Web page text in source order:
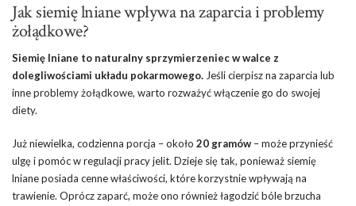
Jak siemię lniane wpływa na zaparcia i problemy
żołądkowe?
Siemię lniane to naturalny sprzymierzeniec w walce z
dolegliwościami układu pokarmowego. Jeśli cierpisz na zaparcia lub
inne problemy żołądkowe, warto rozważyć włączenie go do swojej
diety.
Już niewielka, codzienna porcja – około 20 gramów – może przynieść
ulgę i pomóc w regulacji pracy jelit. Dzieje się tak, ponieważ siemię
lniane posiada cenne właściwości, które korzystnie wpływają na
trawienie. Oprócz zaparć, może ono również łagodzić bóle brzucha